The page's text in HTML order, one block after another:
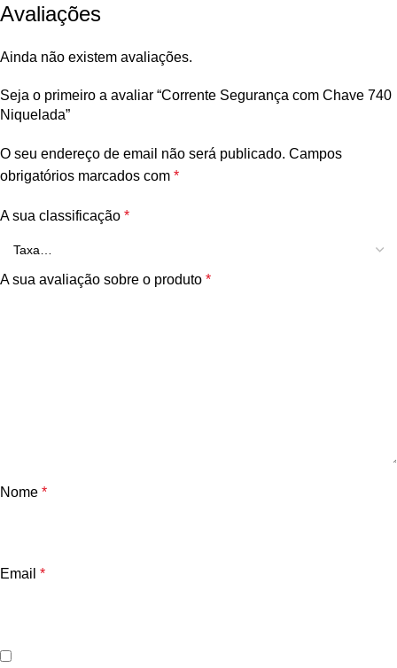
Avaliações
Ainda não existem avaliações.
Seja o primeiro a avaliar “Corrente Segurança com Chave 740
Niquelada”
O seu endereço de email não será publicado. Campos
obrigatórios marcados com *
A sua classificação *
A sua avaliação sobre o produto *
Nome *
Email *